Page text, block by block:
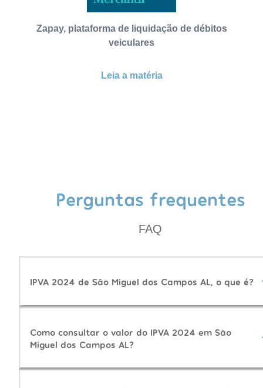
Zapay, plataforma de liquidação de débitos
veiculares
Leia a matéria
Perguntas frequentes
FAQ
IPVA 2024 de São Miguel dos Campos AL, o que é?
Como consultar o valor do IPVA 2024 em São
Miguel dos Campos AL?